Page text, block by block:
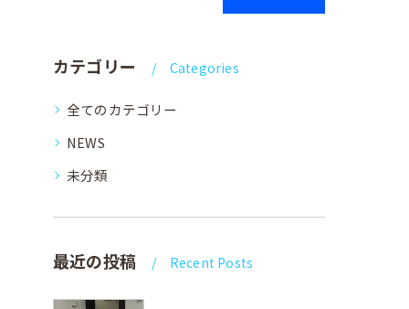
カテゴリー Categories
全てのカテゴリー
NEWS
未分類
最近の投稿 Recent Posts